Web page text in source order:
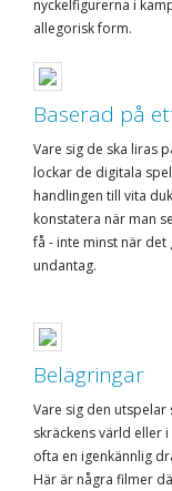
nyckelfigurerna i
allegorisk form.
Baserad på
Vare sig de ska liras
lockar de digitala
handlingen till vita
konstatera när man
få - inte minst när
undantag.
Belägringar
Vare sig den utspelar
skräckens värld eller
ofta en igenkännlig
Här är några filmer